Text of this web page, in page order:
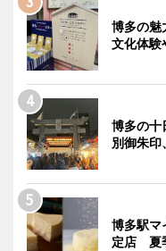
博多の魅
文化体験
博多の
別御朱印
博多駅マ
定店 夏